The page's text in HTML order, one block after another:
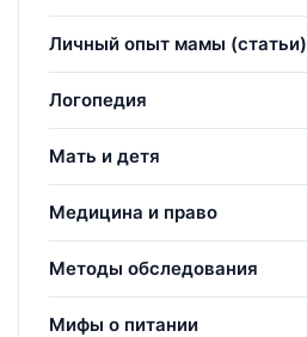
Личный опыт мамы (статьи)
Логопедия
Мать и детя
Медицина и право
Методы обследования
Мифы о питании